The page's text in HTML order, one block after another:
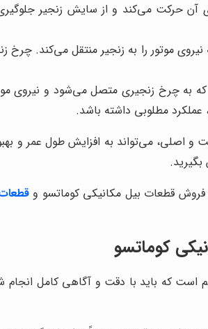
حرکت می‌کند و از سایش زنجیر جلوگیری
موتور را به زنجیر منتقل می‌کند. چرخ
به چرخ زنجیری متصل می‌شود و نیروی
عملکرد مطلوبی داشته باشد.
و اصلی، می‌تواند به افزایش طول عمر و
قطعات بیل مکانیکی کوماتسو و
کوماتسو
که باید با دقت و آگاهی کامل انجام